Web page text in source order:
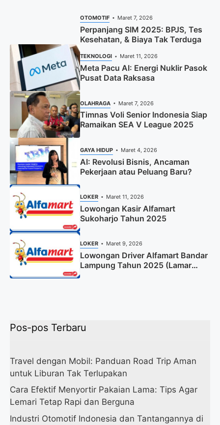
OTOMOTIF Maret 7, 2026
Perpanjang SIM 2025: BPJS, Tes
Kesehatan, & Biaya Tak Terduga
TEKNOLOGI Maret 11, 2026
Meta Pacu AI: Energi Nuklir Pasok
Pusat Data Raksasa
OLAHRAGA Maret 7, 2026
Timnas Voli Senior Indonesia Siap
Ramaikan SEA V League 2025
GAYA HIDUP Maret 4, 2026
AI: Revolusi Bisnis, Ancaman
Pekerjaan atau Peluang Baru?
LOKER Maret 11, 2026
Lowongan Kasir Alfamart
Sukoharjo Tahun 2025
LOKER Maret 9, 2026
Lowongan Driver Alfamart Bandar
Lampung Tahun 2025 (Lamar
Sekarang)
Pos-pos Terbaru
Travel dengan Mobil: Panduan Road Trip Aman
untuk Liburan Tak Terlupakan
Cara Efektif Menyortir Pakaian Lama: Tips Agar
Lemari Tetap Rapi dan Berguna
Industri Otomotif Indonesia dan Tantangannya di